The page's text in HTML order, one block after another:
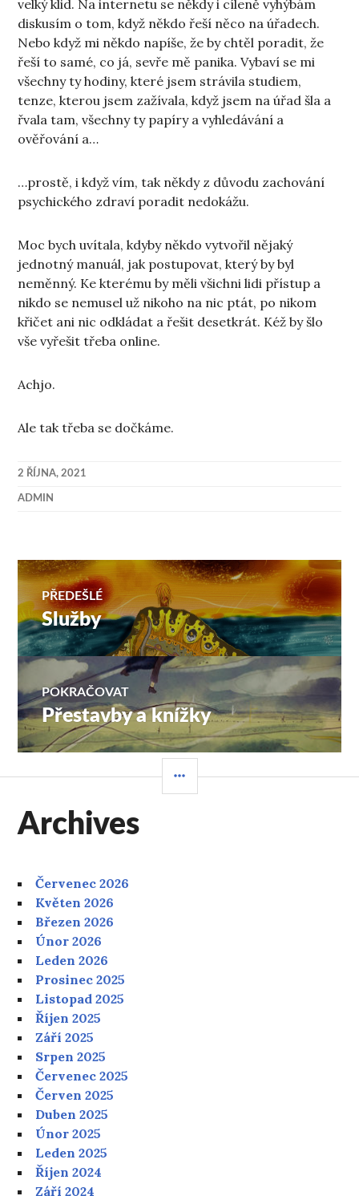
velký klid. Na internetu se někdy i cíleně vyhýbám
diskusím o tom, když někdo řeší něco na úřadech.
Nebo když mi někdo napíše, že by chtěl poradit, že
řeší to samé, co já, sevře mě panika. Vybaví se mi
všechny ty hodiny, které jsem strávila studiem,
tenze, kterou jsem zažívala, když jsem na úřad šla a
řvala tam, všechny ty papíry a vyhledávání a
ověřování a…
…prostě, i když vím, tak někdy z důvodu zachování
psychického zdraví poradit nedokážu.
Moc bych uvítala, kdyby někdo vytvořil nějaký
jednotný manuál, jak postupovat, který by byl
neměnný. Ke kterému by měli všichni lidi přístup a
nikdo se nemusel už nikoho na nic ptát, po nikom
křičet ani nic odkládat a řešit desetkrát. Kéž by šlo
vše vyřešit třeba online.
Achjo.
Ale tak třeba se dočkáme.
2 ŘÍJNA, 2021
ADMIN
Navigace
pro
příspěvek
PŘEDEŠLÉ
Předchozí
příspěvek:
Služby
POKRAČOVAT
Následující
příspěvek:
Přestavby a knížky
PANEL
Archives
Červenec 2026
Květen 2026
Březen 2026
Únor 2026
Leden 2026
Prosinec 2025
Listopad 2025
Říjen 2025
Září 2025
Srpen 2025
Červenec 2025
Červen 2025
Duben 2025
Únor 2025
Leden 2025
Říjen 2024
Září 2024